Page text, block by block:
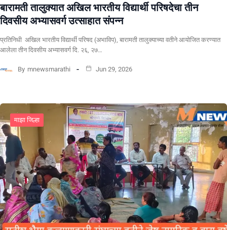
बारामती तालुक्यात अखिल भारतीय विद्यार्थी परिषदेचा तीन
दिवसीय अभ्यासवर्ग उत्साहात संपन्न
प्रतिनिधी अखिल भारतीय विद्यार्थी परिषद (अभाविप), बारामती तालुक्याच्या वतीने आयोजित करण्यात
आलेला तीन दिवसीय अभ्यासवर्ग दि. २६, २७…
By mnewsmarathi Jun 29, 2026
माझा जिल्हा